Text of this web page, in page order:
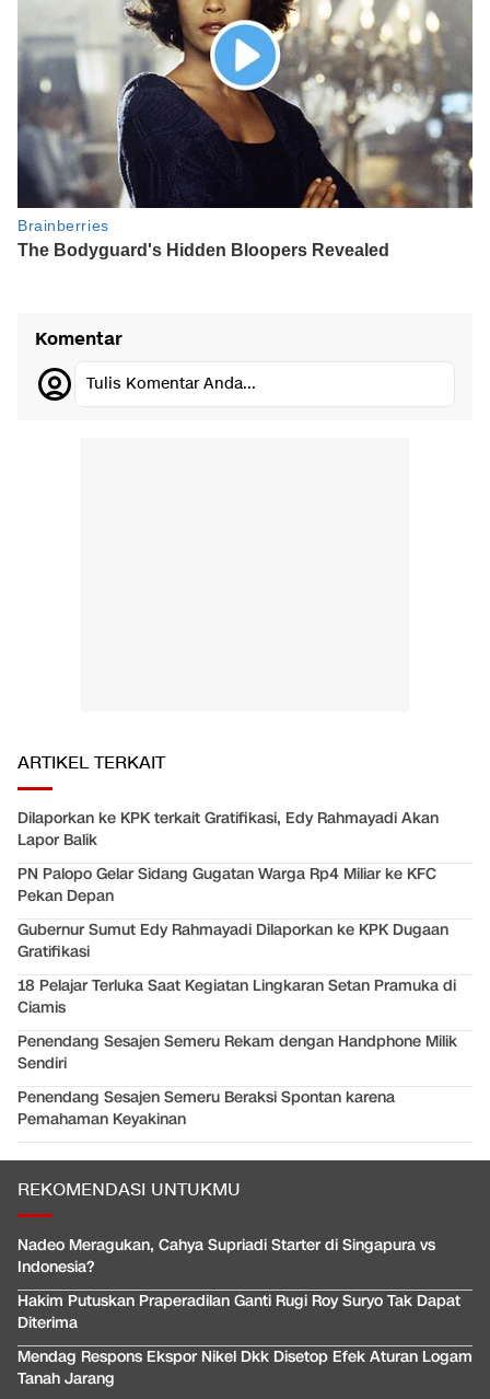
Komentar
Tulis Komentar Anda...
ARTIKEL TERKAIT
Dilaporkan ke KPK terkait Gratifikasi, Edy Rahmayadi Akan
Lapor Balik
PN Palopo Gelar Sidang Gugatan Warga Rp4 Miliar ke KFC
Pekan Depan
Gubernur Sumut Edy Rahmayadi Dilaporkan ke KPK Dugaan
Gratifikasi
18 Pelajar Terluka Saat Kegiatan Lingkaran Setan Pramuka di
Ciamis
Penendang Sesajen Semeru Rekam dengan Handphone Milik
Sendiri
Penendang Sesajen Semeru Beraksi Spontan karena
Pemahaman Keyakinan
REKOMENDASI UNTUKMU
Nadeo Meragukan, Cahya Supriadi Starter di Singapura vs
Indonesia?
Hakim Putuskan Praperadilan Ganti Rugi Roy Suryo Tak Dapat
Diterima
Mendag Respons Ekspor Nikel Dkk Disetop Efek Aturan Logam
Tanah Jarang